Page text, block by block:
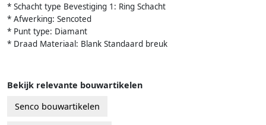
* Schacht type Bevestiging 1: Ring Schacht
* Afwerking: Sencoted
* Punt type: Diamant
* Draad Materiaal: Blank Standaard breuk
Bekijk relevante bouwartikelen
Senco bouwartikelen